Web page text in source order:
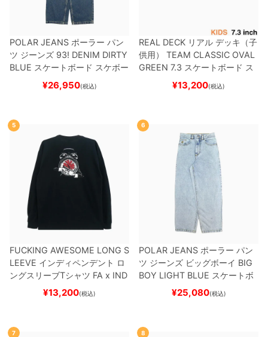
POLAR JEANS ポーラー パン
ツ ジーンズ 93! DENIM DIRTY
BLUE スケートボード スケボー
¥26,950(税込)
REAL DECK リアル デッキ（子
供用）
TEAM CLASSIC OVAL
GREEN 7.3 スケートボード ス
¥13,200(税込)
5
FUCKING AWESOME LONG S
LEEVE インディペンデント ロ
ングスリーブTシャツ FA x IND
EPENDENTHOSTAGE
スケートボード スケボー
¥13,200(税込)
6
POLAR JEANS ポーラー パン
ツ ジーンズ ビッグボーイ BIG
BOY LIGHT BLUE スケートボ
ード スケボー
¥25,080(税込)
7 8